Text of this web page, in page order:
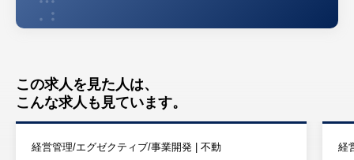
この求人を見た人は、
こんな求人も見ています。
経営管理/エグゼクティブ/事業開発 | 不動
経